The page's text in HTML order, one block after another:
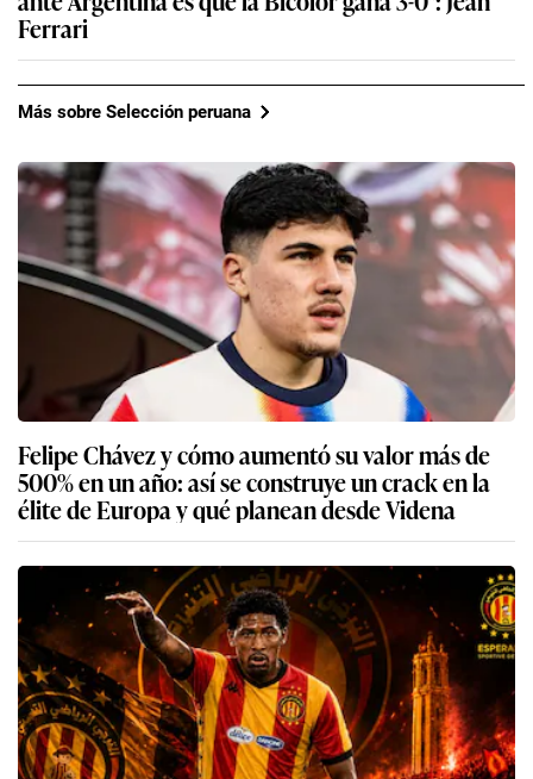
Ferrari
Más sobre Selección peruana
Felipe Chávez y cómo aumentó su valor más de
500% en un año: así se construye un crack en la
élite de Europa y qué planean desde Videna